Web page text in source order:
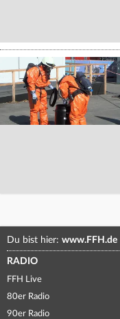
Du bist hier: www.FFH.de
RADIO
FFH Live
80er Radio
90er Radio